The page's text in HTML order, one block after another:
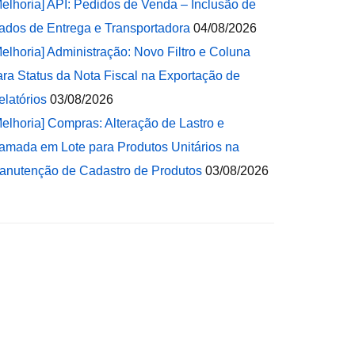
API: Pedidos de Venda – Inclusão de
de Entrega e Transportadora 04/08/2026
Administração: Novo Filtro e Coluna
Status da Nota Fiscal na Exportação de
03/08/2026
Compras: Alteração de Lastro e
em Lote para Produtos Unitários na
de Cadastro de Produtos 03/08/2026